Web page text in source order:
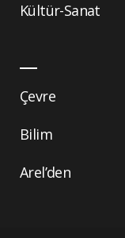
Kültür-Sanat
Çevre
Bilim
Arel’den